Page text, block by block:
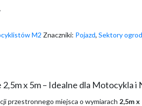
M2 Znaczniki: Pojazd, Sektory
x 5m – Idealne dla Motocykla i
przestronnego miejsca o wymiarach 2,5m x